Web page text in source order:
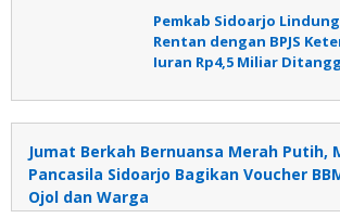
Pemkab Sidoarjo
Rentan dengan BPJS
Iuran Rp4,5 Miliar
Jumat Berkah Bernuansa Merah Putih,
Pancasila Sidoarjo Bagikan Voucher
Ojol dan Warga